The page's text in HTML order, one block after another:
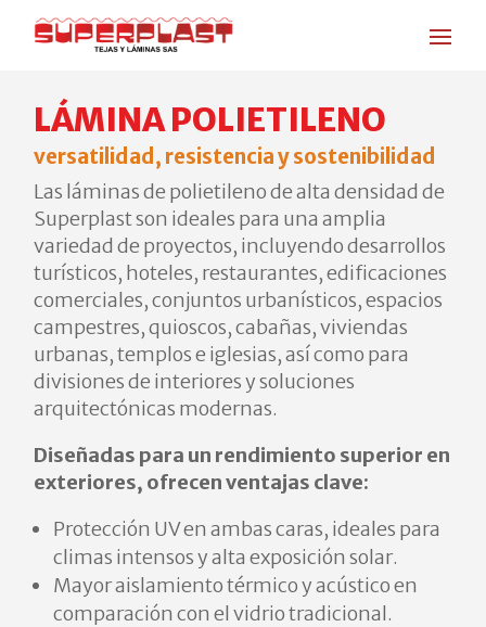
LÁMINA POLIETILENO
versatilidad, resistencia y sostenibilidad
Las láminas de polietileno de alta densidad de
Superplast son ideales para una amplia
variedad de proyectos, incluyendo desarrollos
turísticos, hoteles, restaurantes, edificaciones
comerciales, conjuntos urbanísticos, espacios
campestres, quioscos, cabañas, viviendas
urbanas, templos e iglesias, así como para
divisiones de interiores y soluciones
arquitectónicas modernas.
Diseñadas para un rendimiento superior en
exteriores, ofrecen ventajas clave:
Protección UV en ambas caras, ideales para
climas intensos y alta exposición solar.
Mayor aislamiento térmico y acústico en
comparación con el vidrio tradicional.